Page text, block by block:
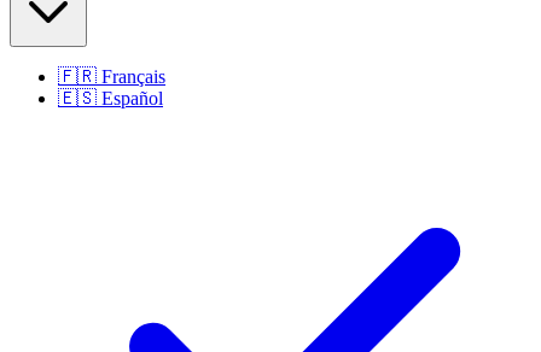
🇫🇷 Français
🇪🇸 Español